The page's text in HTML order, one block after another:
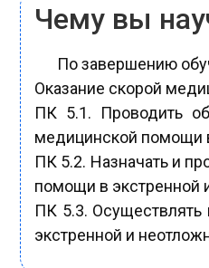
Чему вы
По завершению
Оказание скорой
ПК 5.1. Проводить
медицинской помощи
ПК 5.2. Назначать и
помощи в экстренной
ПК 5.3. Осуществлять
экстренной и